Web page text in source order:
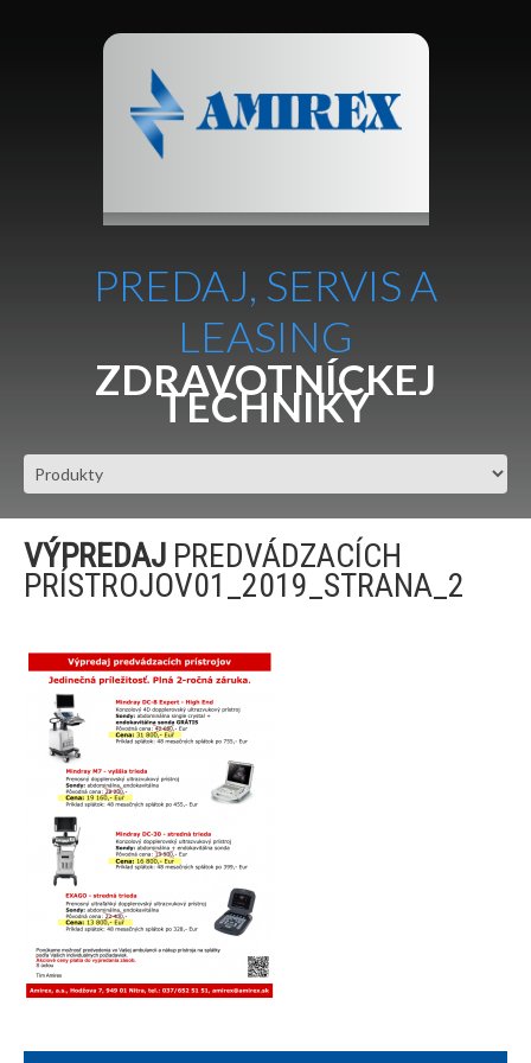
PREDAJ, SERVIS A
LEASING
ZDRAVOTNÍCKEJ
TECHNIKY
VÝPREDAJ PREDVÁDZACÍCH
PRÍSTROJOV01_2019_STRANA_2